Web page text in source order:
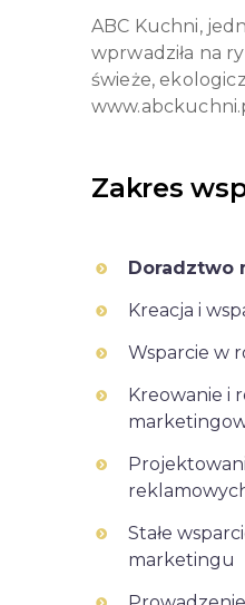
ABC Kuchni,
wprwadziła na
świeże,
Zakres
Doradztwo
Kreacja i
Wsparcie w
Kreowanie i
Stałe
marketingu